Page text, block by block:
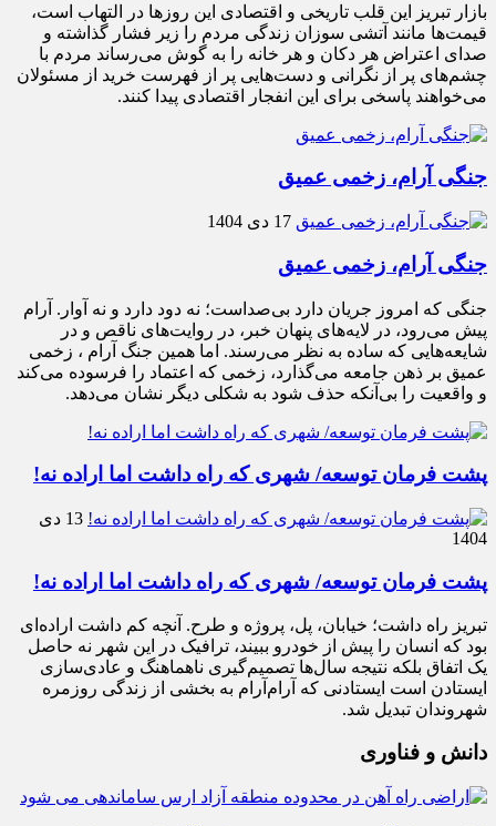
بازار تبریز این قلب تاریخی و اقتصادی این روزها در التهاب است،
قیمت‌ها مانند آتشی سوزان زندگی مردم را زیر فشار گذاشته و
صدای اعتراض هر دکان و هر خانه را به گوش می‌رساند مردم با
چشم‌های پر از نگرانی و دست‌هایی پر از فهرست خرید از مسئولان
می‌خواهند پاسخی برای این انفجار اقتصادی پیدا کنند.
جنگی آرام، زخمی عمیق
17 دی 1404
جنگی آرام، زخمی عمیق
جنگی که امروز جریان دارد بی‌صداست؛ نه دود دارد و نه آوار. آرام
پیش می‌رود، در لایه‌های پنهان خبر، در روایت‌های ناقص و در
شایعه‌هایی که ساده به نظر می‌رسند. اما همین جنگ آرام ، زخمی
عمیق بر ذهن جامعه می‌گذارد، زخمی که اعتماد را فرسوده می‌کند
و واقعیت را بی‌آنکه حذف شود به شکلی دیگر نشان می‌دهد.
پشت فرمان توسعه/ شهری که راه داشت اما اراده نه!
13 دی
1404
پشت فرمان توسعه/ شهری که راه داشت اما اراده نه!
تبریز راه داشت؛ خیابان، پل، پروژه و طرح. آنچه کم داشت اراده‌ای
بود که انسان را پیش از خودرو ببیند، ترافیک در این شهر نه حاصل
یک اتفاق بلکه نتیجه سال‌ها تصمیم‌گیری ناهماهنگ و عادی‌سازی
ایستادن است ایستادنی که آرام‌آرام به بخشی از زندگی روزمره
شهروندان تبدیل شد.
دانش و فناوری